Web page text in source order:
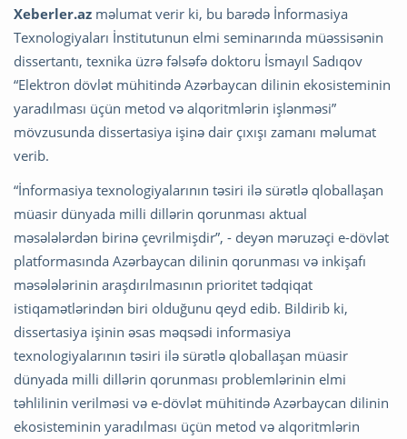
Xeberler.az məlumat verir ki, bu barədə İnformasiya
Texnologiyaları İnstitutunun elmi seminarında müəssisənin
dissertantı, texnika üzrə fəlsəfə doktoru İsmayıl Sadıqov
“Elektron dövlət mühitində Azərbaycan dilinin ekosisteminin
yaradılması üçün metod və alqoritmlərin işlənməsi”
mövzusunda dissertasiya işinə dair çıxışı zamanı məlumat
verib.
“İnformasiya texnologiyalarının təsiri ilə sürətlə qloballaşan
müasir dünyada milli dillərin qorunması aktual
məsələlərdən birinə çevrilmişdir”, - deyən məruzəçi e-dövlət
platformasında Azərbaycan dilinin qorunması və inkişafı
məsələlərinin araşdırılmasının prioritet tədqiqat
istiqamətlərindən biri olduğunu qeyd edib. Bildirib ki,
dissertasiya işinin əsas məqsədi informasiya
texnologiyalarının təsiri ilə sürətlə qloballaşan müasir
dünyada milli dillərin qorunması problemlərinin elmi
təhlilinin verilməsi və e-dövlət mühitində Azərbaycan dilinin
ekosisteminin yaradılması üçün metod və alqoritmlərin